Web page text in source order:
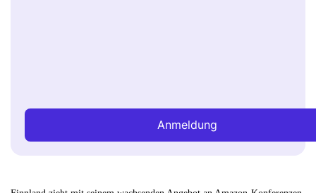
Anmeldung